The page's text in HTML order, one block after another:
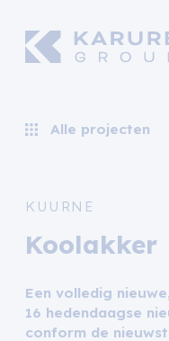
Alle projecten
KUURNE
Koolakker
Een volledig
16 hedendaagse
conform de